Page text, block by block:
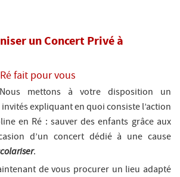
un Concert Privé à
fait pour vous
Nous mettons à votre disposition un
expliquant en quoi consiste l’action
en Ré : sauver des enfants grâce aux
d’un concert dédié à une cause
.
de vous procurer un lieu adapté